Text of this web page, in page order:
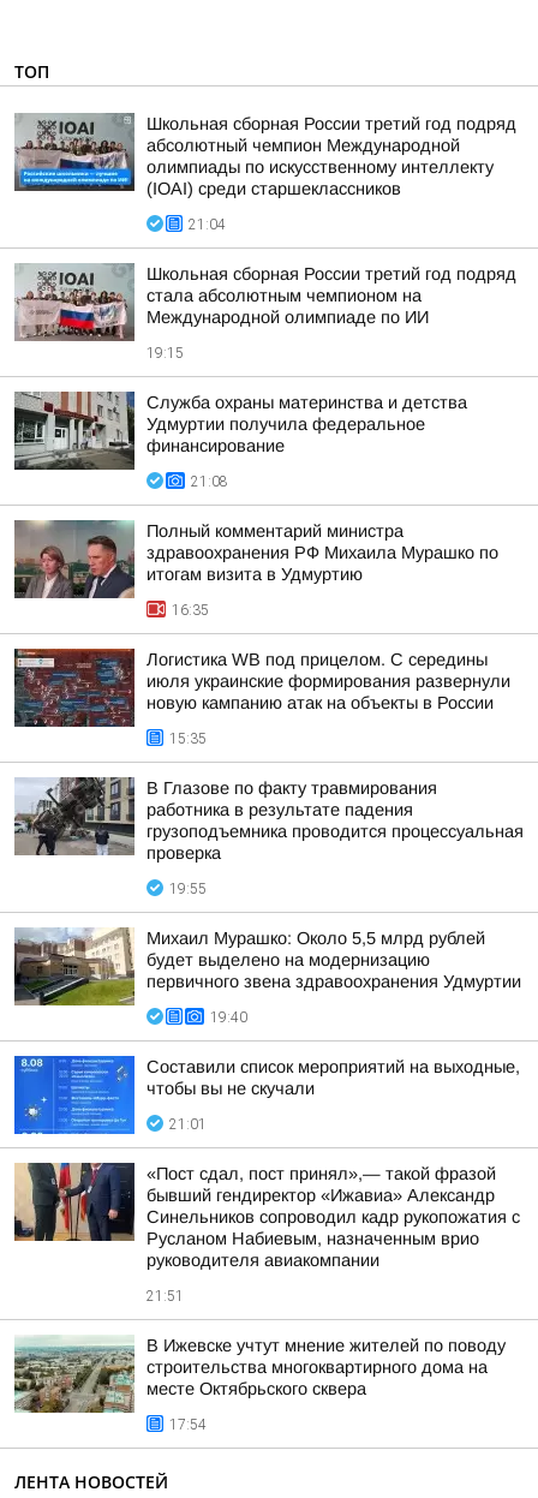
ТОП
Школьная сборная России третий год подряд
абсолютный чемпион Международной
олимпиады по искусственному интеллекту
(IOAI) среди старшеклассников
21:04
Школьная сборная России третий год подряд
стала абсолютным чемпионом на
Международной олимпиаде по ИИ
19:15
Служба охраны материнства и детства
Удмуртии получила федеральное
финансирование
21:08
Полный комментарий министра
здравоохранения РФ Михаила Мурашко по
итогам визита в Удмуртию
16:35
Логистика WB под прицелом. С середины
июля украинские формирования развернули
новую кампанию атак на объекты в России
15:35
В Глазове по факту травмирования
работника в результате падения
грузоподъемника проводится процессуальная
проверка
19:55
Михаил Мурашко: Около 5,5 млрд рублей
будет выделено на модернизацию
первичного звена здравоохранения Удмуртии
19:40
Составили список мероприятий на выходные,
чтобы вы не скучали
21:01
«Пост сдал, пост принял»,— такой фразой
бывший гендиректор «Ижавиа» Александр
Синельников сопроводил кадр рукопожатия с
Русланом Набиевым, назначенным врио
руководителя авиакомпании
21:51
В Ижевске учтут мнение жителей по поводу
строительства многоквартирного дома на
месте Октябрьского сквера
17:54
ЛЕНТА НОВОСТЕЙ